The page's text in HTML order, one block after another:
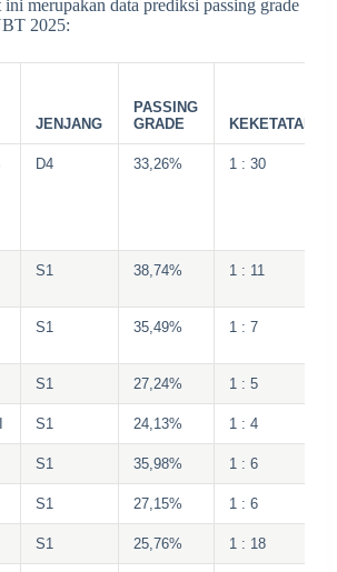
merupakan data prediksi passing grade
2025:
JENJANG
PASSING
GRADE
KEKETATAN
D4 33,26% 1 : 30
S1 38,74% 1 : 11
S1 35,49% 1 : 7
S1 27,24% 1 : 5
S1 24,13% 1 : 4
S1 35,98% 1 : 6
S1 27,15% 1 : 6
S1 25,76% 1 : 18